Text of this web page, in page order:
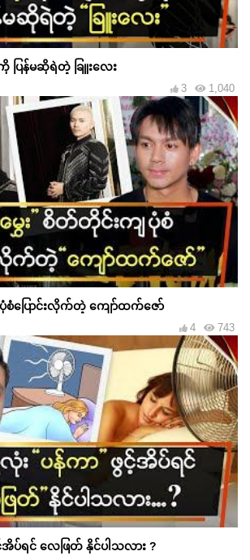
ပြန်မဆိုရဲတဲ့ ခြူးလေး
1,040
3
စံပြောင်းလိုက်တဲ့ ကျော်ထက်ဇော်
743
4
ပ်ရင် လေဖြတ် နိုင်ပါသလား ?